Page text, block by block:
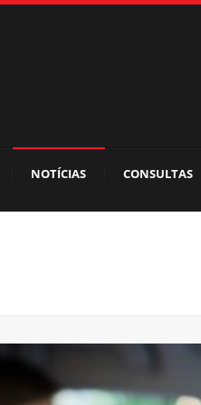
NOTÍCIAS CONSULTAS